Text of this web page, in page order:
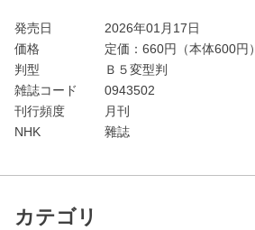
発売日
2026年01月17日
価格
定価： 660円（本体600円）
判型
Ｂ５変型判
雑誌コード
0943502
刊行頻度
月刊
NHK
雜誌
カテゴリ